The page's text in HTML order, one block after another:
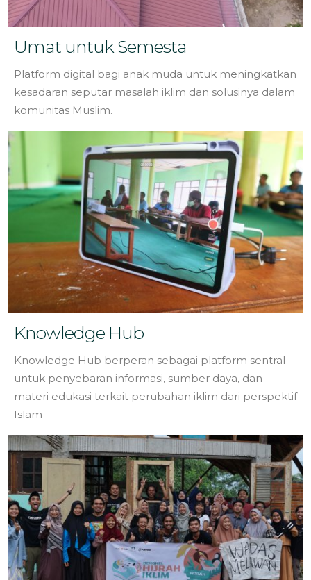
Umat untuk Semesta
Platform digital bagi anak muda untuk meningkatkan
kesadaran seputar masalah iklim dan solusinya dalam
komunitas Muslim.
Knowledge Hub
Knowledge Hub berperan sebagai platform sentral
untuk penyebaran informasi, sumber daya, dan
materi edukasi terkait perubahan iklim dari perspektif
Islam